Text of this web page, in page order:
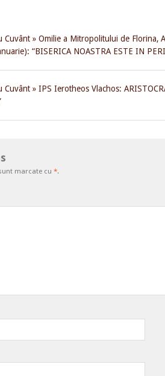
Cuvânt » Omilie a Mitropolitului de Florina,
“BISERICA NOASTRA ESTE IN
» IPS Ierotheos Vlachos:
marcate cu *.